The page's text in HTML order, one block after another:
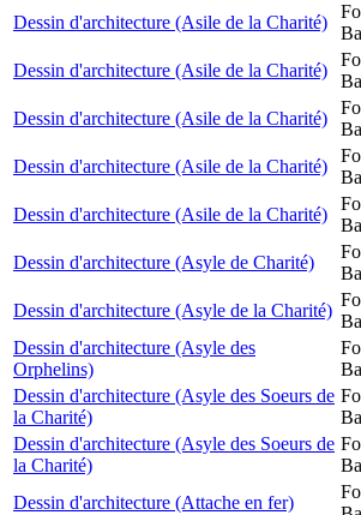
Dessin d'architecture (Asile de la Charité)
Dessin d'architecture (Asile de la Charité)
Dessin d'architecture (Asile de la Charité)
Dessin d'architecture (Asile de la Charité)
Dessin d'architecture (Asile de la Charité)
Dessin d'architecture (Asyle de Charité)
Dessin d'architecture (Asyle de la Charité)
Dessin d'architecture (Asyle des
Orphelins)
Dessin d'architecture (Asyle des Soeurs de
la Charité)
Dessin d'architecture (Asyle des Soeurs de
la Charité)
Dessin d'architecture (Attache en fer)